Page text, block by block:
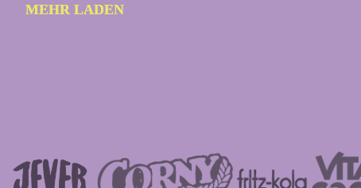
MEHR LADEN
MEHR LADEN